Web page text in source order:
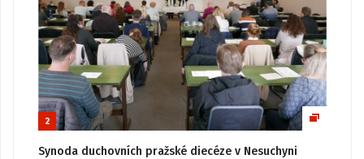
2
Synoda duchovních pražské diecéze v Nesuchyni